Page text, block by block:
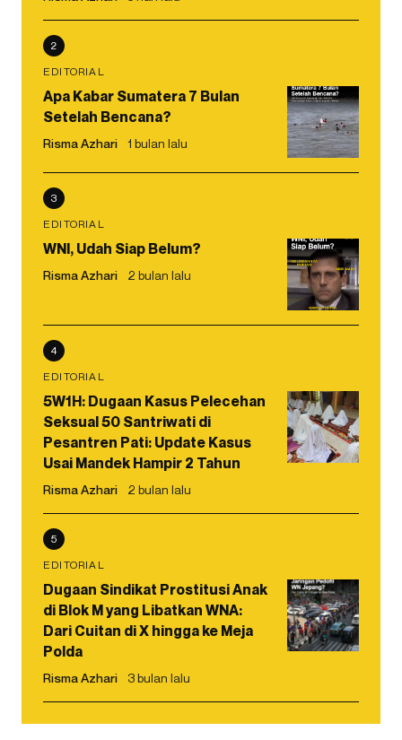
2
EDITORIAL
Apa Kabar Sumatera 7 Bulan
Setelah Bencana?
Risma Azhari 1 bulan lalu
3
EDITORIAL
WNI, Udah Siap Belum?
Risma Azhari 2 bulan lalu
4
EDITORIAL
5W1H: Dugaan Kasus Pelecehan
Seksual 50 Santriwati di
Pesantren Pati: Update Kasus
Usai Mandek Hampir 2 Tahun
Risma Azhari 2 bulan lalu
5
EDITORIAL
Dugaan Sindikat Prostitusi Anak
di Blok M yang Libatkan WNA:
Dari Cuitan di X hingga ke Meja
Polda
Risma Azhari 3 bulan lalu